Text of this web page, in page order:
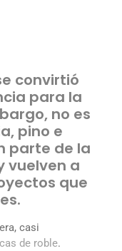
convirtió
para la
no es
pino e
parte de la
vuelven a
que
casi
de roble.